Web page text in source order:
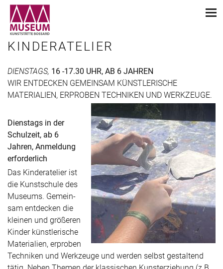
KINDERATELIER
DIENSTAGS, 16 -17.30 UHR, AB 6 JAHREN
WIR ENTDECKEN GEMEINSAM KÜNSTLERISCHE
MATERIALIEN, ERPROBEN TECHNIKEN UND WERKZEUGE.
Dienstags in der
Schulzeit, ab 6
Jahren, Anmeldung
erforderlich
Das Kinderatelier ist
die Kunstschule des
Museums. Gemein­
sam entdecken die
kleinen und größeren
Kinder künstlerische
Materialien, erproben
Techniken und Werkzeuge und werden selbst gestaltend